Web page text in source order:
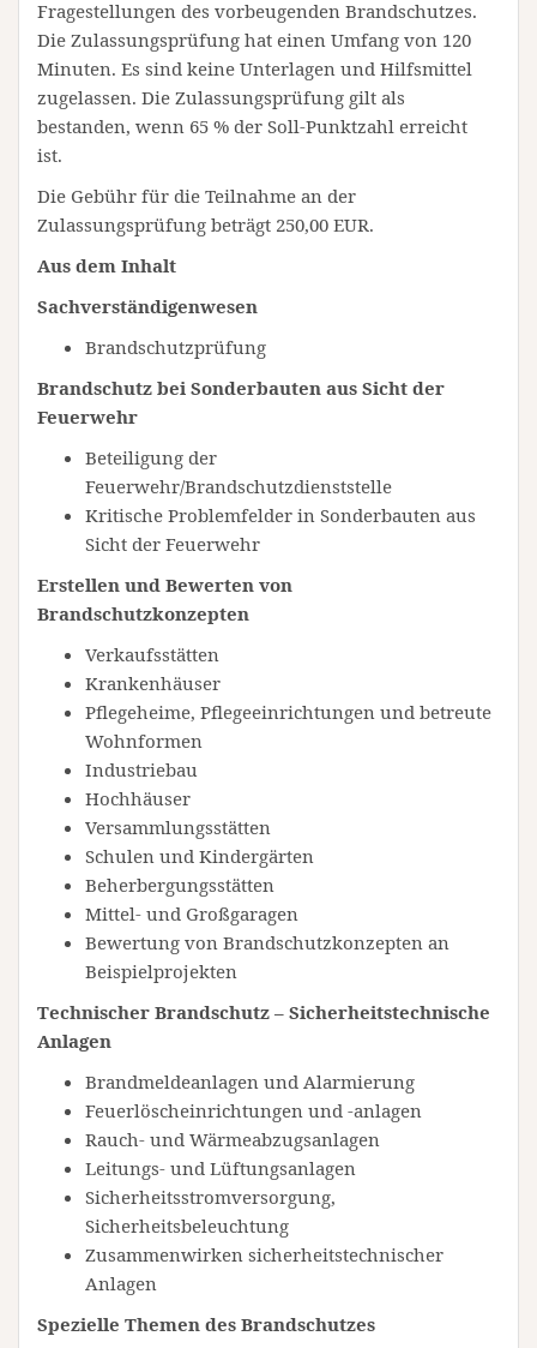
Fragestellungen des vorbeugenden Brandschutzes.
Die Zulassungsprüfung hat einen Umfang von 120
Minuten. Es sind keine Unterlagen und Hilfsmittel
zugelassen. Die Zulassungsprüfung gilt als
bestanden, wenn 65 % der Soll-Punktzahl erreicht
ist.
Die Gebühr für die Teilnahme an der
Zulassungsprüfung beträgt 250,00 EUR.
Aus dem Inhalt
Sachverständigenwesen
Brandschutzprüfung
Brandschutz bei Sonderbauten aus Sicht der
Feuerwehr
Beteiligung der
Feuerwehr/Brandschutzdienststelle
Kritische Problemfelder in Sonderbauten aus
Sicht der Feuerwehr
Erstellen und Bewerten von
Brandschutzkonzepten
Verkaufsstätten
Krankenhäuser
Pflegeheime, Pflegeeinrichtungen und betreute
Wohnformen
Industriebau
Hochhäuser
Versammlungsstätten
Schulen und Kindergärten
Beherbergungsstätten
Mittel- und Großgaragen
Bewertung von Brandschutzkonzepten an
Beispielprojekten
Technischer Brandschutz – Sicherheitstechnische
Anlagen
Brandmeldeanlagen und Alarmierung
Feuerlöscheinrichtungen und -anlagen
Rauch- und Wärmeabzugsanlagen
Leitungs- und Lüftungsanlagen
Sicherheitsstromversorgung,
Sicherheitsbeleuchtung
Zusammenwirken sicherheitstechnischer
Anlagen
Spezielle Themen des Brandschutzes